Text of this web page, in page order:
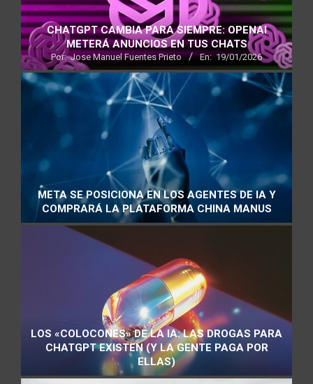
CHATGPT CAMBIA PARA SIEMPRE: OPENAI
METERÁ ANUNCIOS EN TUS CHATS
Por: Jose Manuel Fuentes Prieto En: 19/01/2026
META SE POSICIONA EN LOS AGENTES DE IA Y
COMPRARÁ LA PLATAFORMA CHINA MANUS
LOS «COLOCONES» DE LA IA: LAS DROGAS PARA
CHATGPT EXISTEN (Y LA GENTE PAGA POR
ELLAS)